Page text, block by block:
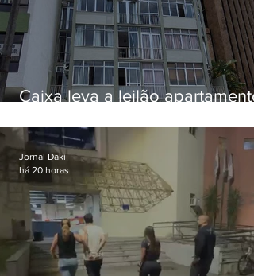
Caixa leva a leilão apartamento
Botafogo
Jornal Daki
há 20 horas